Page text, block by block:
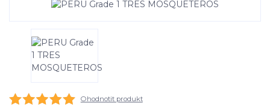
Ohodnotit produkt